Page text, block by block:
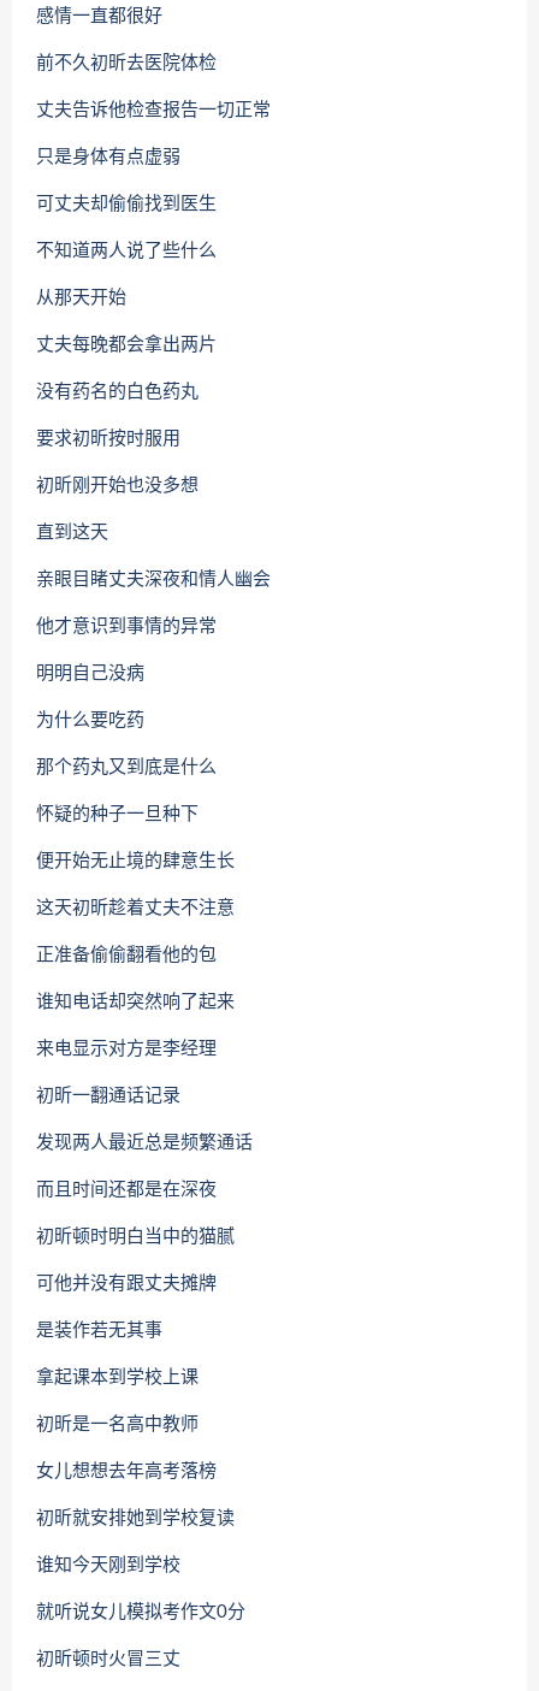
感情一直都很好
前不久初昕去医院体检
丈夫告诉他检查报告一切正常
只是身体有点虚弱
可丈夫却偷偷找到医生
不知道两人说了些什么
从那天开始
丈夫每晚都会拿出两片
没有药名的白色药丸
要求初昕按时服用
初昕刚开始也没多想
直到这天
亲眼目睹丈夫深夜和情人幽会
他才意识到事情的异常
明明自己没病
为什么要吃药
那个药丸又到底是什么
怀疑的种子一旦种下
便开始无止境的肆意生长
这天初昕趁着丈夫不注意
正准备偷偷翻看他的包
谁知电话却突然响了起来
来电显示对方是李经理
初昕一翻通话记录
发现两人最近总是频繁通话
而且时间还都是在深夜
初昕顿时明白当中的猫腻
可他并没有跟丈夫摊牌
是装作若无其事
拿起课本到学校上课
初昕是一名高中教师
女儿想想去年高考落榜
初昕就安排她到学校复读
谁知今天刚到学校
就听说女儿模拟考作文0分
初昕顿时火冒三丈